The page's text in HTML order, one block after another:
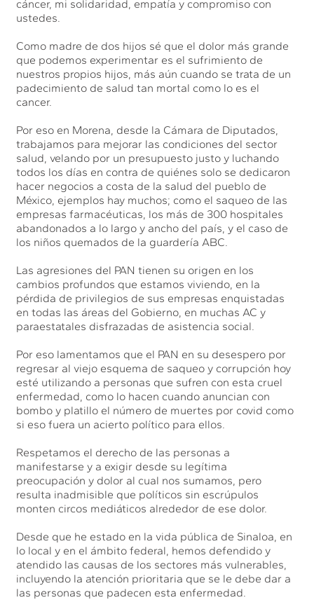
cáncer, mi solidaridad, empatía y compromiso con
ustedes.
Como madre de dos hijos sé que el dolor más grande
que podemos experimentar es el sufrimiento de
nuestros propios hijos, más aún cuando se trata de un
padecimiento de salud tan mortal como lo es el
cancer.
Por eso en Morena, desde la Cámara de Diputados,
trabajamos para mejorar las condiciones del sector
salud, velando por un presupuesto justo y luchando
todos los días en contra de quiénes solo se dedicaron
hacer negocios a costa de la salud del pueblo de
México, ejemplos hay muchos; como el saqueo de las
empresas farmacéuticas, los más de 300 hospitales
abandonados a lo largo y ancho del país, y el caso de
los niños quemados de la guardería ABC.
Las agresiones del PAN tienen su origen en los
cambios profundos que estamos viviendo, en la
pérdida de privilegios de sus empresas enquistadas
en todas las áreas del Gobierno, en muchas AC y
paraestatales disfrazadas de asistencia social.
Por eso lamentamos que el PAN en su desespero por
regresar al viejo esquema de saqueo y corrupción hoy
esté utilizando a personas que sufren con esta cruel
enfermedad, como lo hacen cuando anuncian con
bombo y platillo el número de muertes por covid como
si eso fuera un acierto político para ellos.
Respetamos el derecho de las personas a
manifestarse y a exigir desde su legítima
preocupación y dolor al cual nos sumamos, pero
resulta inadmisible que políticos sin escrúpulos
monten circos mediáticos alrededor de ese dolor.
Desde que he estado en la vida pública de Sinaloa, en
lo local y en el ámbito federal, hemos defendido y
atendido las causas de los sectores más vulnerables,
incluyendo la atención prioritaria que se le debe dar a
las personas que padecen esta enfermedad.